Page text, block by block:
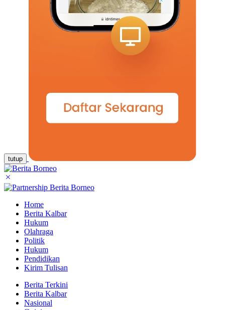
tutup
Home
Berita Kalbar
Hukum
Olahraga
Politik
Hukum
Pendidikan
Kirim Tulisan
Berita Terkini
Berita Kalbar
Nasional